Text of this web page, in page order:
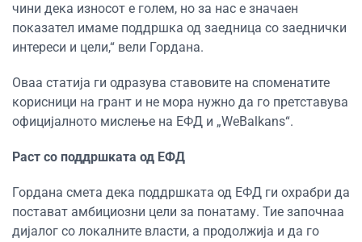
чини дека износот е голем, но за нас е значаен
показател имаме поддршка од заедница со заеднички
интереси и цели,“ вели Гордана.
Оваа статија ги одразува ставовите на споменатите
корисници на грант и не мора нужно да го претставува
официјалното мислење на ЕФД и „WeBalkans“.
Раст со поддршката од ЕФД
Гордана смета дека поддршката од ЕФД ги охрабри да
постават амбициозни цели за понатаму. Тие започнаа
дијалог со локалните власти, а продолжија и да го